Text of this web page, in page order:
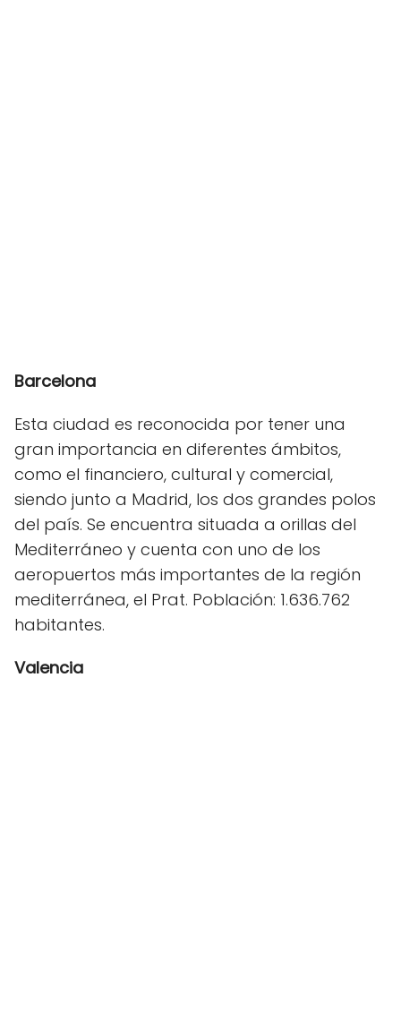
Barcelona
Esta ciudad es reconocida por tener una
gran importancia en diferentes ámbitos,
como el financiero, cultural y comercial,
siendo junto a Madrid, los dos grandes polos
del país. Se encuentra situada a orillas del
Mediterráneo y cuenta con uno de los
aeropuertos más importantes de la región
mediterránea, el Prat. Población: 1.636.762
habitantes.
Valencia